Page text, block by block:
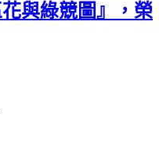
與綠競圖』，榮